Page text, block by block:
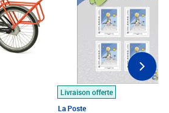
Livraison offerte
La Poste